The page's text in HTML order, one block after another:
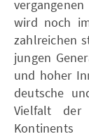
wird noch
zahlreichen
jungen
und hoher
deutsche
Vielfalt der